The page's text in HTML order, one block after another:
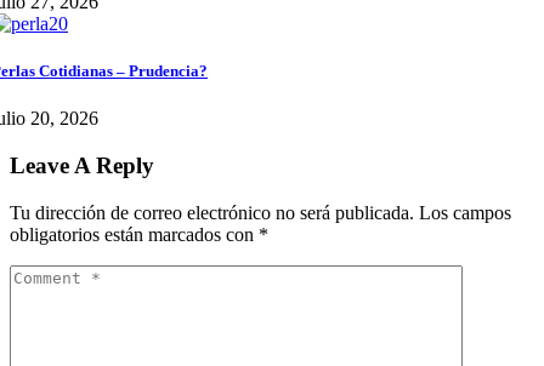
Cotidianas – Prudencia?
20, 2026
Leave A Reply
Tu dirección de correo electrónico no será publicada. Los campos
obligatorios están marcados con *